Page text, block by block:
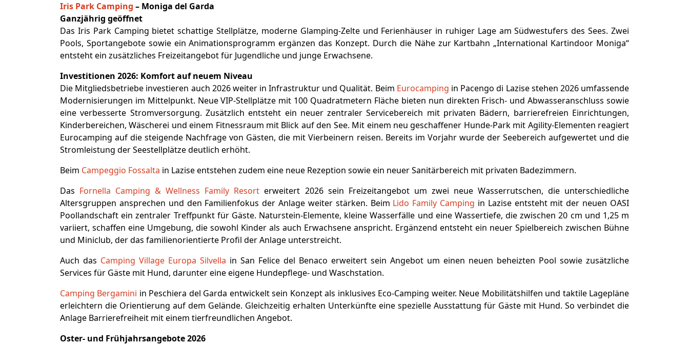
Iris Park Camping – Moniga del Garda
Ganzjährig geöffnet
Das Iris Park Camping bietet schattige Stellplätze, moderne Glamping-Zelte und Ferienhäuser in ruhiger Lage am Südwestufers des Sees. Zwei
Pools, Sportangebote sowie ein Animationsprogramm ergänzen das Konzept. Durch die Nähe zur Kartbahn „International Kartindoor Moniga“
entsteht ein zusätzliches Freizeitangebot für Jugendliche und junge Erwachsene.
Investitionen 2026: Komfort auf neuem Niveau
Die Mitgliedsbetriebe investieren auch 2026 weiter in Infrastruktur und Qualität. Beim Eurocamping in Pacengo di Lazise stehen 2026 umfassende
Modernisierungen im Mittelpunkt. Neue VIP-Stellplätze mit 100 Quadratmetern Fläche bieten nun direkten Frisch- und Abwasseranschluss sowie
eine verbesserte Stromversorgung. Zusätzlich entsteht ein neuer zentraler Servicebereich mit privaten Bädern, barrierefreien Einrichtungen,
Kinderbereichen, Wäscherei und einem Fitnessraum mit Blick auf den See. Mit einem neu geschaffener Hunde-Park mit Agility-Elementen reagiert
Eurocamping auf die steigende Nachfrage von Gästen, die mit Vierbeinern reisen. Bereits im Vorjahr wurde der Seebereich aufgewertet und die
Stromleistung der Seestellplätze deutlich erhöht.
Beim Campeggio Fossalta in Lazise entstehen zudem eine neue Rezeption sowie ein neuer Sanitärbereich mit privaten Badezimmern.
Das Fornella Camping & Wellness Family Resort erweitert 2026 sein Freizeitangebot um zwei neue Wasserrutschen, die unterschiedliche
Altersgruppen ansprechen und den Familienfokus der Anlage weiter stärken. Beim Lido Family Camping in Lazise entsteht mit der neuen OASI
Poollandschaft ein zentraler Treffpunkt für Gäste. Naturstein-Elemente, kleine Wasserfälle und eine Wassertiefe, die zwischen 20 cm und 1,25 m
variiert, schaffen eine Umgebung, die sowohl Kinder als auch Erwachsene anspricht. Ergänzend entsteht ein neuer Spielbereich zwischen Bühne
und Miniclub, der das familienorientierte Profil der Anlage unterstreicht.
Auch das Camping Village Europa Silvella in San Felice del Benaco erweitert sein Angebot um einen neuen beheizten Pool sowie zusätzliche
Services für Gäste mit Hund, darunter eine eigene Hundepflege- und Waschstation.
Camping Bergamini in Peschiera del Garda entwickelt sein Konzept als inklusives Eco-Camping weiter. Neue Mobilitätshilfen und taktile Lagepläne
erleichtern die Orientierung auf dem Gelände. Gleichzeitig erhalten Unterkünfte eine spezielle Ausstattung für Gäste mit Hund. So verbindet die
Anlage Barrierefreiheit mit einem tierfreundlichen Angebot.
Oster- und Frühjahrsangebote 2026